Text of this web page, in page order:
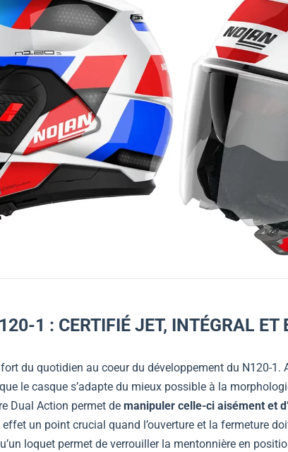
1 : CERTIFIÉ JET, INTÉGRAL ET
du quotidien au coeur du développement du N120-1.
le casque s’adapte du mieux possible à la
Dual Action permet de manipuler celle-ci aisément et
effet un point crucial quand l’ouverture et la fermeture
loquet permet de verrouiller la mentonnière en